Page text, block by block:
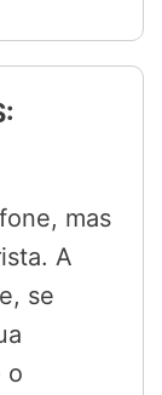
mas
A
se
o